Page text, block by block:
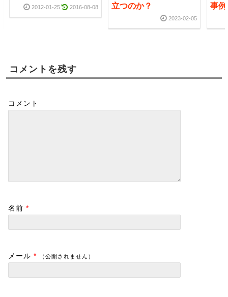
2012-01-25 2016-08-08
立つのか？
2023-02-05
事例
コメントを残す
コメント
名前 *
メール * （公開されません）